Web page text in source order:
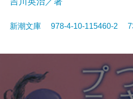
新潮文庫 978-4-10-115460-2